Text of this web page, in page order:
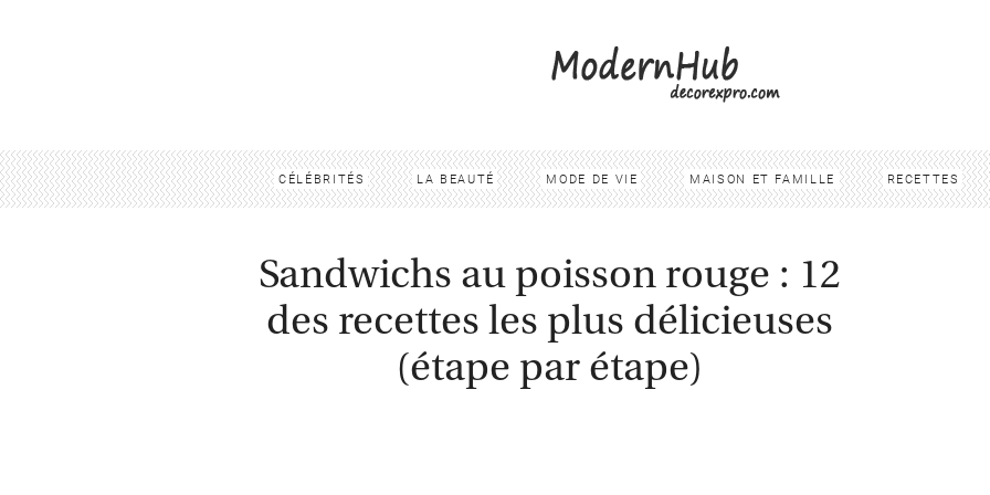
CÉLÉBRITÉS LA BEAUTÉ MODE DE VIE MAISON ET FAMILLE RECETTES
Sandwichs au poisson rouge : 12
des recettes les plus délicieuses
(étape par étape)